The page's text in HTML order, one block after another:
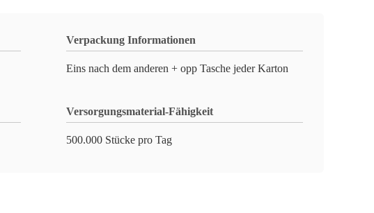
Verpackung Informationen
Eins nach dem anderen + opp Tasche jeder Karton
Versorgungsmaterial-Fähigkeit
500.000 Stücke pro Tag